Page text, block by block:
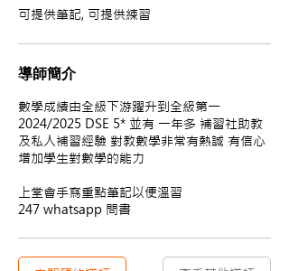
可提供筆記, 可提供練習
導師簡介
數學成績由全級下游躍升到全級第一
2024/2025 DSE 5* 並有 一年多 補習社助教
及私人補習經驗 對教數學非常有熱誠 有信心
增加學生對數學的能力
上堂會手寫重點筆記以便溫習
247 whatsapp 問書